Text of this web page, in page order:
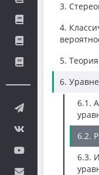
3.
4.
5.
6.
6.1.
6.2.
6.3.